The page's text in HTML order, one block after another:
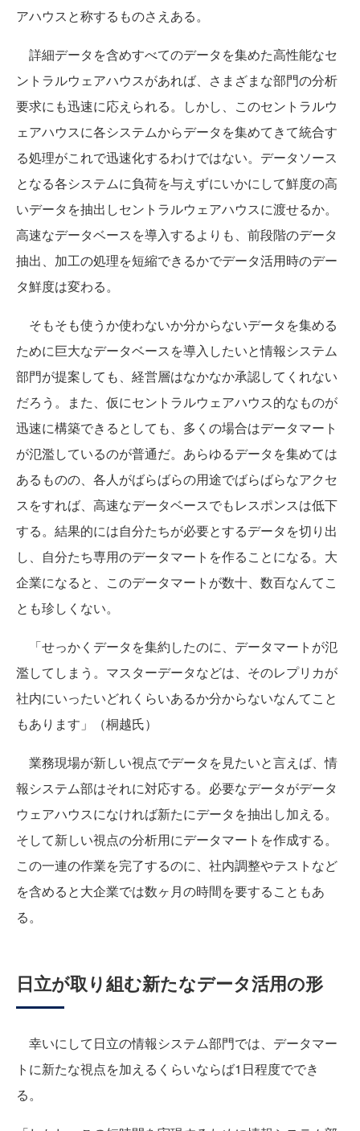
アハウスと称するものさえある。
詳細データを含めすべてのデータを集めた高性能なセ
ントラルウェアハウスがあれば、さまざまな部門の分析
要求にも迅速に応えられる。しかし、このセントラルウ
ェアハウスに各システムからデータを集めてきて統合す
る処理がこれで迅速化するわけではない。データソース
となる各システムに負荷を与えずにいかにして鮮度の高
いデータを抽出しセントラルウェアハウスに渡せるか。
高速なデータベースを導入するよりも、前段階のデータ
抽出、加工の処理を短縮できるかでデータ活用時のデー
タ鮮度は変わる。
そもそも使うか使わないか分からないデータを集める
ために巨大なデータベースを導入したいと情報システム
部門が提案しても、経営層はなかなか承認してくれない
だろう。また、仮にセントラルウェアハウス的なものが
迅速に構築できるとしても、多くの場合はデータマート
が氾濫しているのが普通だ。あらゆるデータを集めては
あるものの、各人がばらばらの用途でばらばらなアクセ
スをすれば、高速なデータベースでもレスポンスは低下
する。結果的には自分たちが必要とするデータを切り出
し、自分たち専用のデータマートを作ることになる。大
企業になると、このデータマートが数十、数百なんてこ
とも珍しくない。
「せっかくデータを集約したのに、データマートが氾
濫してしまう。マスターデータなどは、そのレプリカが
社内にいったいどれくらいあるか分からないなんてこと
もあります」（桐越氏）
業務現場が新しい視点でデータを見たいと言えば、情
報システム部はそれに対応する。必要なデータがデータ
ウェアハウスになければ新たにデータを抽出し加える。
そして新しい視点の分析用にデータマートを作成する。
この一連の作業を完了するのに、社内調整やテストなど
を含めると大企業では数ヶ月の時間を要することもあ
る。
日立が取り組む新たなデータ活用の形
幸いにして日立の情報システム部門では、データマー
トに新たな視点を加えるくらいならば1日程度ででき
る。